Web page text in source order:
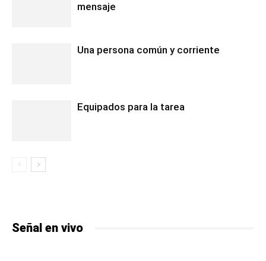
mensaje
Una persona común y corriente
Equipados para la tarea
Señal en vivo